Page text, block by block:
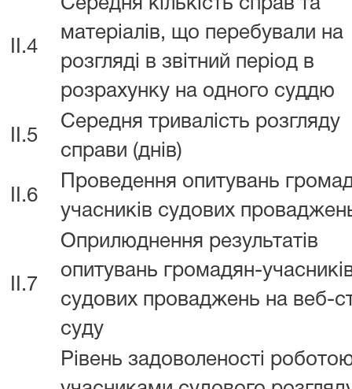
II.4
Середня кількість справ та
матеріалів, що перебували на
розгляді в звітний період в
розрахунку на одного суддю
II.5
Середня тривалість розгляду
справи (днів)
II.6
Проведення опитувань
учасників судових
II.7
Оприлюднення результатів
опитувань громадян-
судових проваджень на веб-
суду
Рівень задоволеності